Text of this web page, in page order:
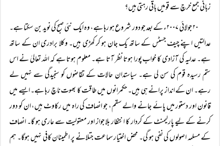
زبانی جمع خرچ سے قومیں باقی رہتی ہیں؟
۲۰ جولائی ۲۰۰۷ء کے بعد جو دور شروع ہو رہا ہے، وہ ایک نئی صبح کی نوید بن سکتا ہے۔
عدالتیں اپنے چیف جسٹس کے ساتھ یک جان ہو کر کھڑی ہیں۔ وکلا برادری ان کے ساتھ
ہے۔ عدلیہ کی آزادی کا خواب پورا ہوتا نظر آتا ہے۔ معلوم ہوتا ہے کہ اللہ تعالیٰ نے اس
ستم رسیدہ قوم کی سن لی ہے۔ سیاستدان حالات کے تقاضوں کو سنجیدگی سے نہیں لے
رہے۔ ان کے انداز پرانے ہی ہیں۔ حکمرانوں میں طاقت کا بھوت ناچ رہا ہے۔ ایسے میں
قانون اور دستور میں پائے جانے والے سقم، جو انصاف کی راہ میں رکاوٹ ہیں، ان کو دور
کرنے کے لیے پارلیمنٹ کے کردار کا انتظار بلا جواز اور معقولیت سے عاری ہو گا۔ انصاف
کے مسلمہ اصولوں کی نفی ہو گی۔ محض اختیار سماعت جتلانے پر اطمینان کافی نہیں ہوگا۔ ہم